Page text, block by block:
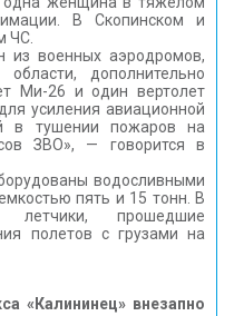
В Скопинском и
ЧС.
из военных аэродромов,
дополнительно
Ми-26 и один вертолет
усиления авиационной
в тушении пожаров на
ЗВО», — говорится в
водосливными
пять и 15 тонн. В
прошедшие
полетов с грузами на
«Калининец» внезапно